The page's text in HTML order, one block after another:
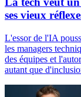
ses vieux
L'essor de l'IA
les managers
des équipes et
autant que